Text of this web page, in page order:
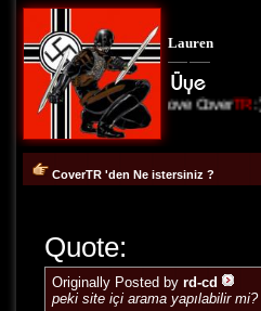
Lauren
I Love CoverTR:))
CoverTR 'den Ne istersiniz ?
Quote:
Originally Posted by rd-cd
peki site içi arama yapılabilir mi?